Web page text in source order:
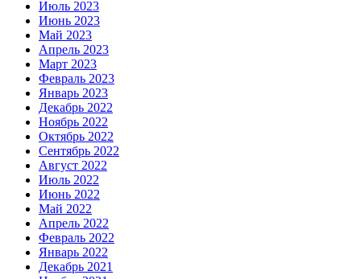
Июль 2023
Июнь 2023
Май 2023
Апрель 2023
Март 2023
Февраль 2023
Январь 2023
Декабрь 2022
Ноябрь 2022
Октябрь 2022
Сентябрь 2022
Август 2022
Июль 2022
Июнь 2022
Май 2022
Апрель 2022
Февраль 2022
Январь 2022
Декабрь 2021